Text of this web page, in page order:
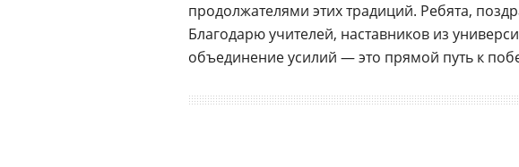
продолжателями этих традиций. Ребята,
Благодарю учителей, наставников из
объединение усилий — это прямой путь к